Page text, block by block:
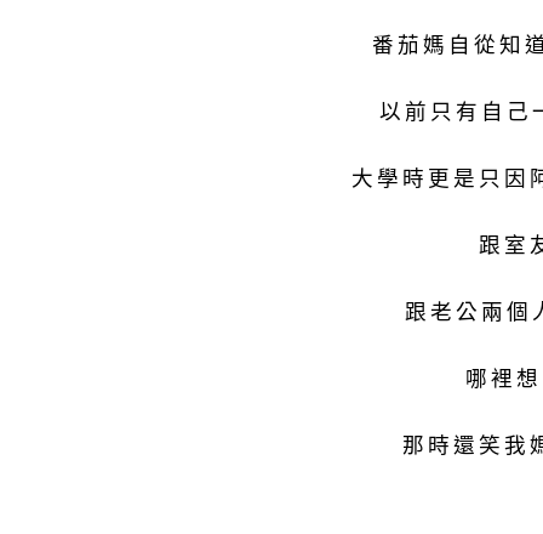
番茄媽自從知
以前只有自己
大學時更是只因
跟室
跟老公兩個
哪裡
那時還笑我